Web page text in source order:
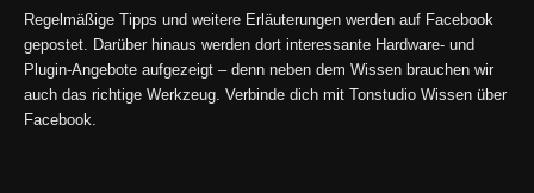
Regelmäßige Tipps und weitere Erläuterungen werden auf Facebook
gepostet. Darüber hinaus werden dort interessante Hardware- und
Plugin-Angebote aufgezeigt – denn neben dem Wissen brauchen wir
auch das richtige Werkzeug. Verbinde dich mit Tonstudio Wissen über
Facebook.